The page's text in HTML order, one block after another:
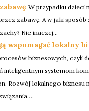
W przypadku dzieci
zabawę. A w jaki sposób
Nie inaczej...
wspomagać lokalny
biznesowych, czyli
inteligentnym systemom
Rozwój lokalnego biznesu